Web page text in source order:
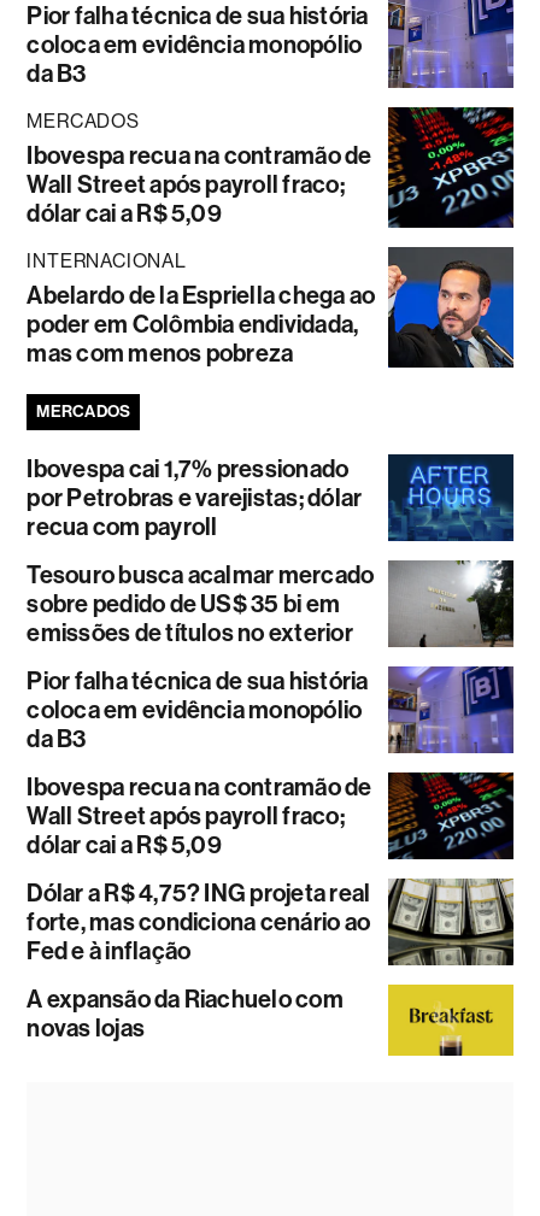
Pior falha técnica de sua história
coloca em evidência monopólio
da B3
MERCADOS
Ibovespa recua na contramão de
Wall Street após payroll fraco;
dólar cai a R$ 5,09
INTERNACIONAL
Abelardo de la Espriella chega ao
poder em Colômbia endividada,
mas com menos pobreza
MERCADOS
Ibovespa cai 1,7% pressionado
por Petrobras e varejistas; dólar
recua com payroll
Tesouro busca acalmar mercado
sobre pedido de US$ 35 bi em
emissões de títulos no exterior
Pior falha técnica de sua história
coloca em evidência monopólio
da B3
Ibovespa recua na contramão de
Wall Street após payroll fraco;
dólar cai a R$ 5,09
Dólar a R$ 4,75? ING projeta real
forte, mas condiciona cenário ao
Fed e à inflação
A expansão da Riachuelo com
novas lojas